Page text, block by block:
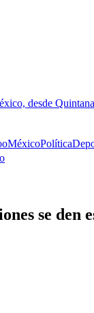
desde
MéxicoPolítica
se den